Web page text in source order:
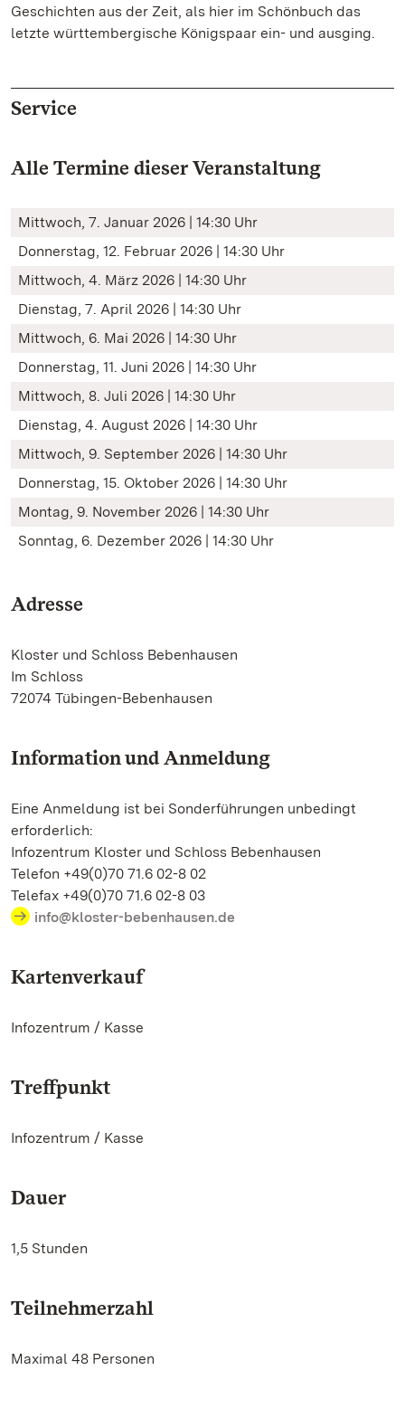
Geschichten aus der Zeit, als hier im Schönbuch das
letzte württembergische Königspaar ein- und ausging.
Service
Alle Termine dieser Veranstaltung
Mittwoch, 7. Januar 2026 | 14:30 Uhr
Donnerstag, 12. Februar 2026 | 14:30 Uhr
Mittwoch, 4. März 2026 | 14:30 Uhr
Dienstag, 7. April 2026 | 14:30 Uhr
Mittwoch, 6. Mai 2026 | 14:30 Uhr
Donnerstag, 11. Juni 2026 | 14:30 Uhr
Mittwoch, 8. Juli 2026 | 14:30 Uhr
Dienstag, 4. August 2026 | 14:30 Uhr
Mittwoch, 9. September 2026 | 14:30 Uhr
Donnerstag, 15. Oktober 2026 | 14:30 Uhr
Montag, 9. November 2026 | 14:30 Uhr
Sonntag, 6. Dezember 2026 | 14:30 Uhr
Adresse
Kloster und Schloss Bebenhausen
Im Schloss
72074 Tübingen-Bebenhausen
Information und Anmeldung
Eine Anmeldung ist bei Sonderführungen unbedingt
erforderlich:
Infozentrum Kloster und Schloss Bebenhausen
Telefon +49(0)70 71.6 02-8 02
Telefax +49(0)70 71.6 02-8 03
info@kloster-bebenhausen.de
Kartenverkauf
Infozentrum / Kasse
Treffpunkt
Infozentrum / Kasse
Dauer
1,5 Stunden
Teilnehmerzahl
Maximal 48 Personen